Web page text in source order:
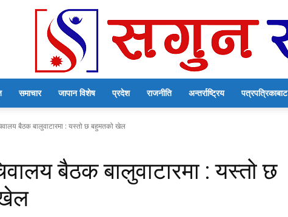
समाचार जापान विशेष प्रदेश राजनीति अन्तर्राष्ट्रिय पत्रपत्रिकाबाट
बैठक बालुवाटारमा : यस्तो छ बहुमतको खेल
बैठक बालुवाटारमा : यस्तो छ